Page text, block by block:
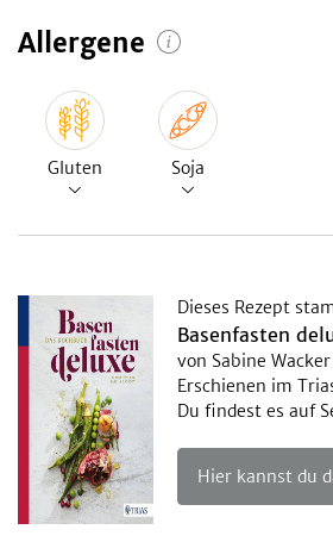
Allergene
Gluten Soja
Dieses Rezept
Basenfasten
von Sabine Wacker
Erschienen im
Du findest es auf
Hier kannst du